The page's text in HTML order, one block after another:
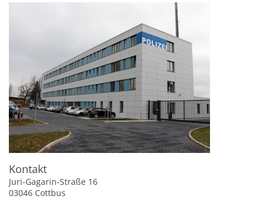
Kontakt
Juri-Gagarin-Straße 16
03046 Cottbus